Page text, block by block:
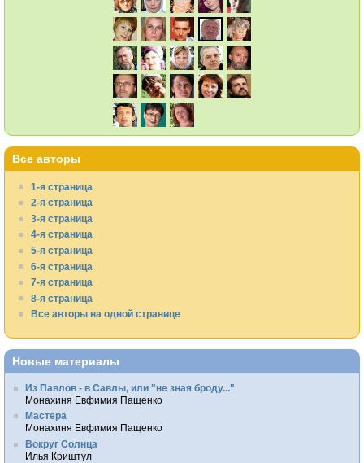
Все авторы
1-я страница
2-я страница
3-я страница
4-я страница
5-я страница
6-я страница
7-я страница
8-я страница
Все авторы на одной странице
Новые материалы
Из Павлов - в Савлы, или "не зная броду..."
Монахиня Евфимия Пащенко
Мастера
Монахиня Евфимия Пащенко
Вокруг Солнца
Илья Криштул